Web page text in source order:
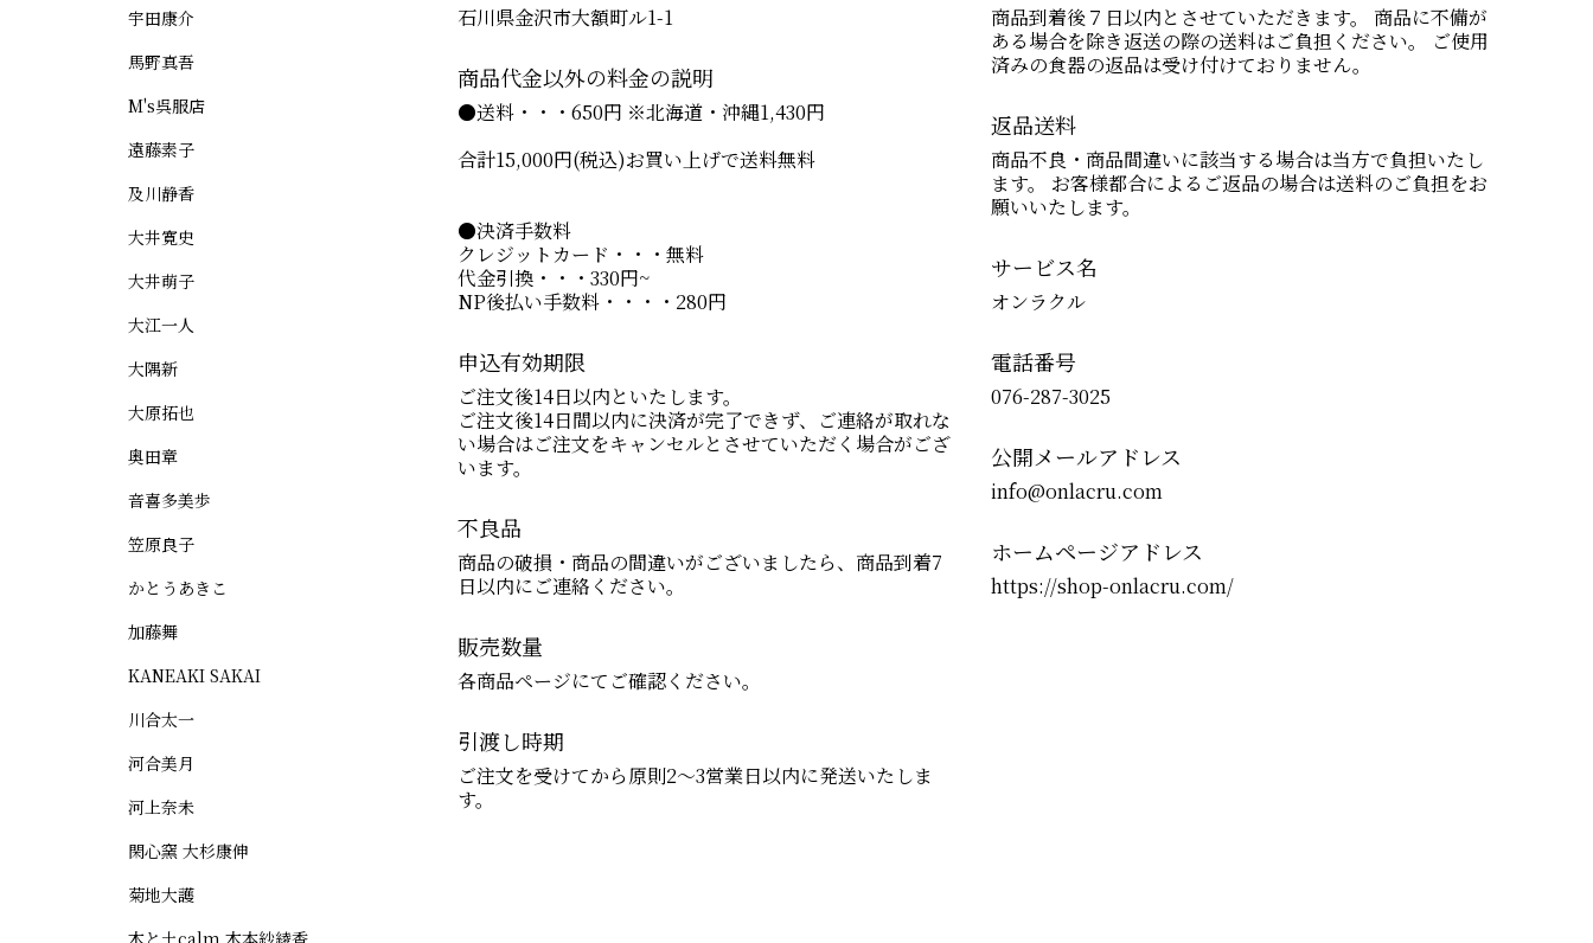
石川県金沢市大額町ル1-1
商品代金以外の料金の説明
●送料・・・650円 ※北海道・沖縄1,430円
合計15,000円(税込)お買い上げで送料無料
●決済手数料
クレジットカード・・・無料
代金引換・・・330円~
NP後払い手数料・・・・280円
申込有効期限
ご注文後14日以内といたします。
ご注文後14日間以内に決済が完了できず、ご連絡が取れな
い場合はご注文をキャンセルとさせていただく場合がござ
います。
不良品
商品の破損・商品の間違いがございましたら、商品到着7
日以内にご連絡ください。
販売数量
各商品ページにてご確認ください。
引渡し時期
ご注文を受けてから原則2～3営業日以内に発送いたしま
す。
商品到着後７日以内とさせていただきます。 商品に不備が
ある場合を除き返送の際の送料はご負担ください。 ご使用
済みの食器の返品は受け付けておりません。
返品送料
商品不良・商品間違いに該当する場合は当方で負担いたし
ます。 お客様都合によるご返品の場合は送料のご負担をお
願いいたします。
サービス名
オンラクル
電話番号
076-287-3025
公開メールアドレス
info@onlacru.com
ホームページアドレス
https://shop-onlacru.com/
宇田康介
馬野真吾
M's呉服店
遠藤素子
及川静香
大井寛史
大井萌子
大江一人
大隅新
大原拓也
奥田章
音喜多美歩
笠原良子
かとうあきこ
加藤舞
KANEAKI SAKAI
川合太一
河合美月
河上奈未
閑心窯 大杉康伸
菊地大護
木と土calm 木本紗綾香